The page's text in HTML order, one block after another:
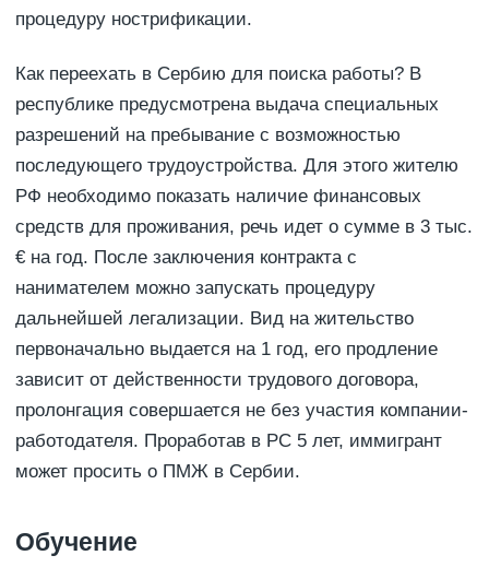
процедуру нострификации.
Как переехать в Сербию для поиска работы? В
республике предусмотрена выдача специальных
разрешений на пребывание с возможностью
последующего трудоустройства. Для этого жителю
РФ необходимо показать наличие финансовых
средств для проживания, речь идет о сумме в 3 тыс.
€ на год. После заключения контракта с
нанимателем можно запускать процедуру
дальнейшей легализации. Вид на жительство
первоначально выдается на 1 год, его продление
зависит от действенности трудового договора,
пролонгация совершается не без участия компании-
работодателя. Проработав в РС 5 лет, иммигрант
может просить о ПМЖ в Сербии.
Обучение